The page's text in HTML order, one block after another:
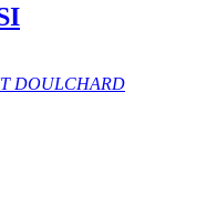
DOULCHARD